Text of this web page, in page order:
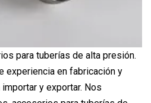
para tuberías de alta presión.
experiencia en fabricación y
y exportar. Nos